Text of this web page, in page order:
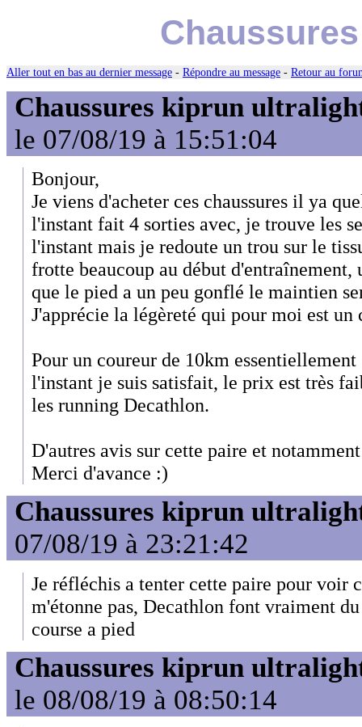
Aller tout en bas au dernier message - Répondre au message - Retour au
Chaussures kiprun
le 07/08/19 à 15:51:04
Bonjour,
Je viens d'acheter ces chaussures il ya
l'instant fait 4 sorties avec, je trouve les
l'instant mais je redoute un trou sur le
frotte beaucoup au début d'entraînement,
que le pied a un peu gonflé le maintien
J'apprécie la légèreté qui pour moi est
Pour un coureur de 10km
l'instant je suis satisfait, le prix est très
les running Decathlon.
D'autres avis sur cette paire et
Merci d'avance :)
Chaussures kiprun
07/08/19 à 23:21:42
Je réfléchis a tenter cette paire pour voir
m'étonne pas, Decathlon font vraiment
course a pied
Chaussures kiprun
le 08/08/19 à 08:50:14